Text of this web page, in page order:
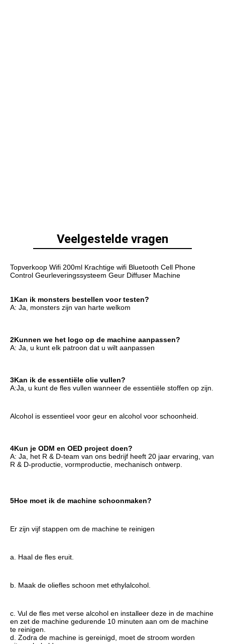
Veelgestelde vragen
Topverkoop Wifi 200ml Krachtige wifi Bluetooth Cell Phone
Control Geurleveringssysteem Geur Diffuser Machine
1Kan ik monsters bestellen voor testen?
A: Ja, monsters zijn van harte welkom
2Kunnen we het logo op de machine aanpassen?
A: Ja, u kunt elk patroon dat u wilt aanpassen
3Kan ik de essentiële olie vullen?
A:Ja, u kunt de fles vullen wanneer de essentiële stoffen op zijn.
Alcohol is essentieel voor geur en alcohol voor schoonheid.
4Kun je ODM en OED project doen?
A: Ja, het R & D-team van ons bedrijf heeft 20 jaar ervaring, van
R & D-productie, vormproductie, mechanisch ontwerp.
5Hoe moet ik de machine schoonmaken?
Er zijn vijf stappen om de machine te reinigen
a. Haal de fles eruit.
b. Maak de oliefles schoon met ethylalcohol.
c. Vul de fles met verse alcohol en installeer deze in de machine
en zet de machine gedurende 10 minuten aan om de machine
te reinigen.
d. Zodra de machine is gereinigd, moet de stroom worden